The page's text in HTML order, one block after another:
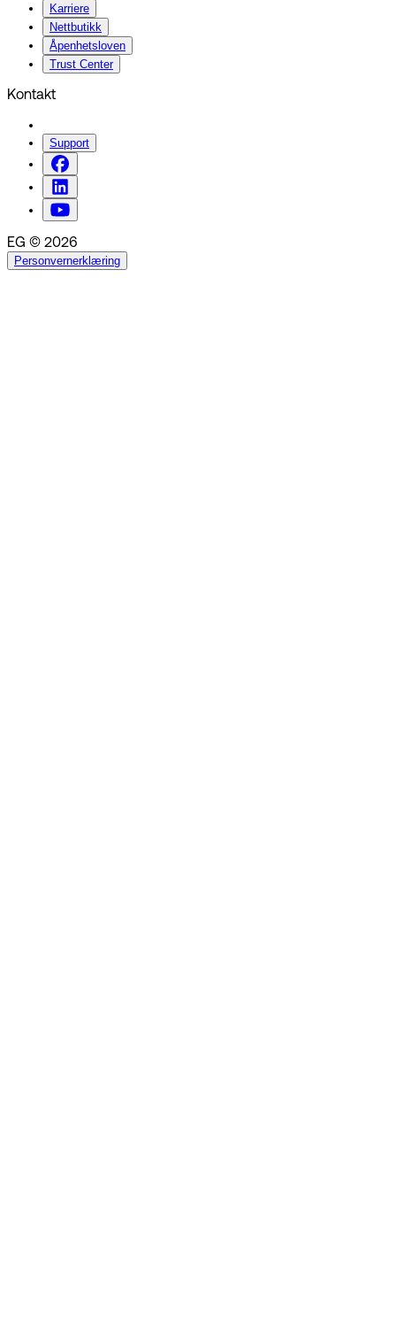
Karriere
Nettbutikk
Åpenhetsloven
Trust Center
Kontakt
Support
EG © 2026
Personvernerklæring